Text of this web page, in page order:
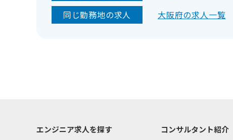
同じ勤務地の求人
大阪府の求人一覧
エンジニア求人を探す コンサルタント紹介